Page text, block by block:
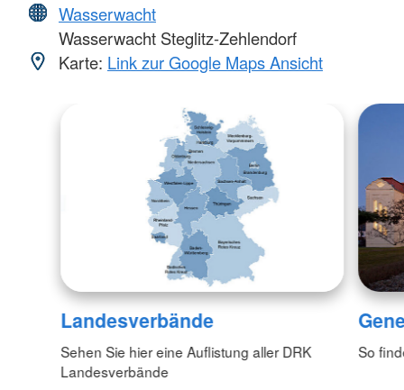
Wasserwacht
Wasserwacht Steglitz-Zehlendorf
Karte: Link zur Google Maps Ansicht
Landesverbände
Sehen Sie hier eine Auflistung aller DRK
Landesverbände
So